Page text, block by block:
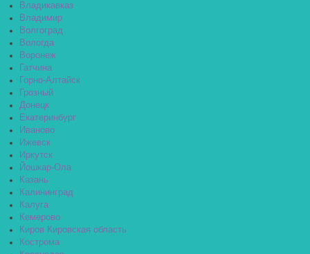
Владикавказ
Владимир
Волгоград
Вологда
Воронеж
Гатчина
Горно-Алтайск
Грозный
Донецк
Екатеринбург
Иваново
Ижевск
Иркутск
Йошкар-Ола
Казань
Калининград
Калуга
Кемерово
Киров Кировская область
Кострома